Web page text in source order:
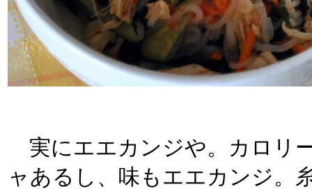
実にエエカンジや。カロリ
ャあるし、味もエエカンジ。